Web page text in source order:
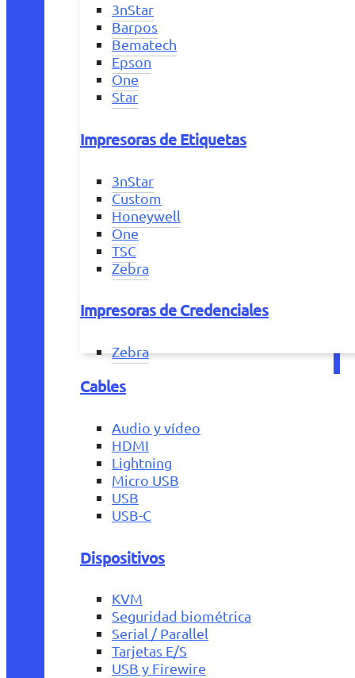
3nStar
Barpos
Bematech
Epson
One
Star
Impresoras de Etiquetas
3nStar
Custom
Honeywell
One
TSC
Zebra
Impresoras de Credenciales
Zebra
Cables
Audio y vídeo
HDMI
Lightning
Micro USB
USB
USB-C
Dispositivos
KVM
Seguridad biométrica
Serial / Parallel
Tarjetas E/S
USB y Firewire